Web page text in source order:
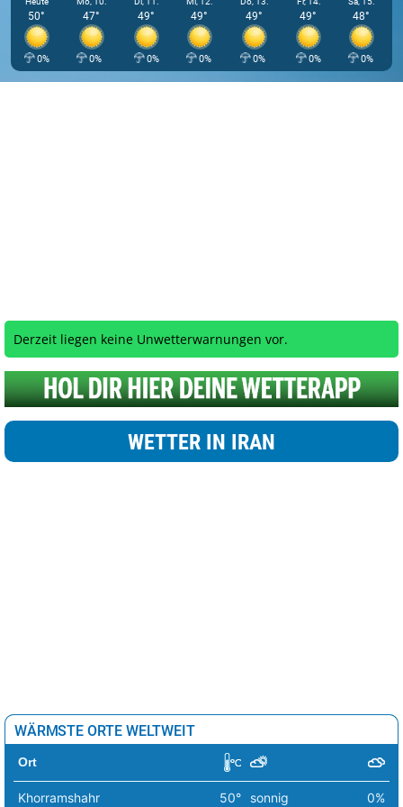
50°
0%
47°
0%
49°
0%
49°
0%
49°
0%
49°
0%
48°
0%
Derzeit liegen keine Unwetterwarnungen vor.
WETTER IN IRAN
WÄRMSTE ORTE WELTWEIT
Ort
Khorramshahr 50° sonnig 0%